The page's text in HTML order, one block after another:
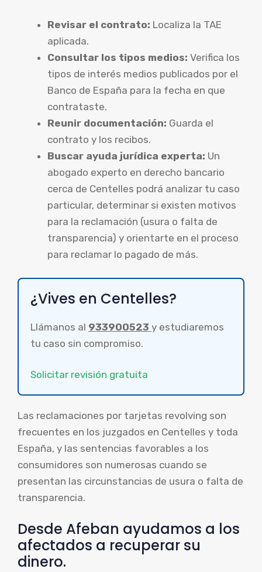
Revisar el contrato: Localiza la TAE
aplicada.
Consultar los tipos medios: Verifica los
tipos de interés medios publicados por el
Banco de España para la fecha en que
contrataste.
Reunir documentación: Guarda el
contrato y los recibos.
Buscar ayuda jurídica experta: Un
abogado experto en derecho bancario
cerca de Centelles podrá analizar tu caso
particular, determinar si existen motivos
para la reclamación (usura o falta de
transparencia) y orientarte en el proceso
para reclamar lo pagado de más.
¿Vives en Centelles?
Llámanos al 933900523 y estudiaremos
tu caso sin compromiso.
Solicitar revisión gratuita
Las reclamaciones por tarjetas revolving son
frecuentes en los juzgados en Centelles y toda
España, y las sentencias favorables a los
consumidores son numerosas cuando se
presentan las circunstancias de usura o falta de
transparencia.
Desde Afeban ayudamos a los
afectados a recuperar su
dinero.